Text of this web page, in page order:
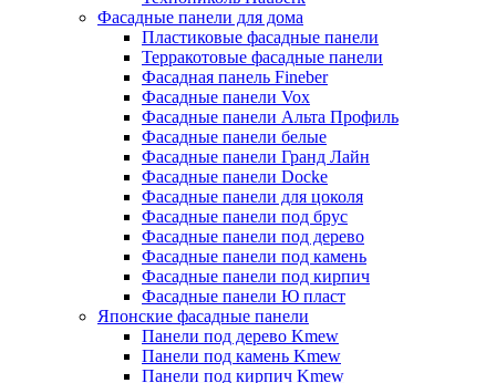
Фасадные панели для дома
Пластиковые фасадные панели
Терракотовые фасадные панели
Фасадная панель Fineber
Фасадные панели Vox
Фасадные панели Альта Профиль
Фасадные панели белые
Фасадные панели Гранд Лайн
Фасадные панели Docke
Фасадные панели для цоколя
Фасадные панели под брус
Фасадные панели под дерево
Фасадные панели под камень
Фасадные панели под кирпич
Фасадные панели Ю пласт
Японские фасадные панели
Панели под дерево Kmew
Панели под камень Kmew
Панели под кирпич Kmew